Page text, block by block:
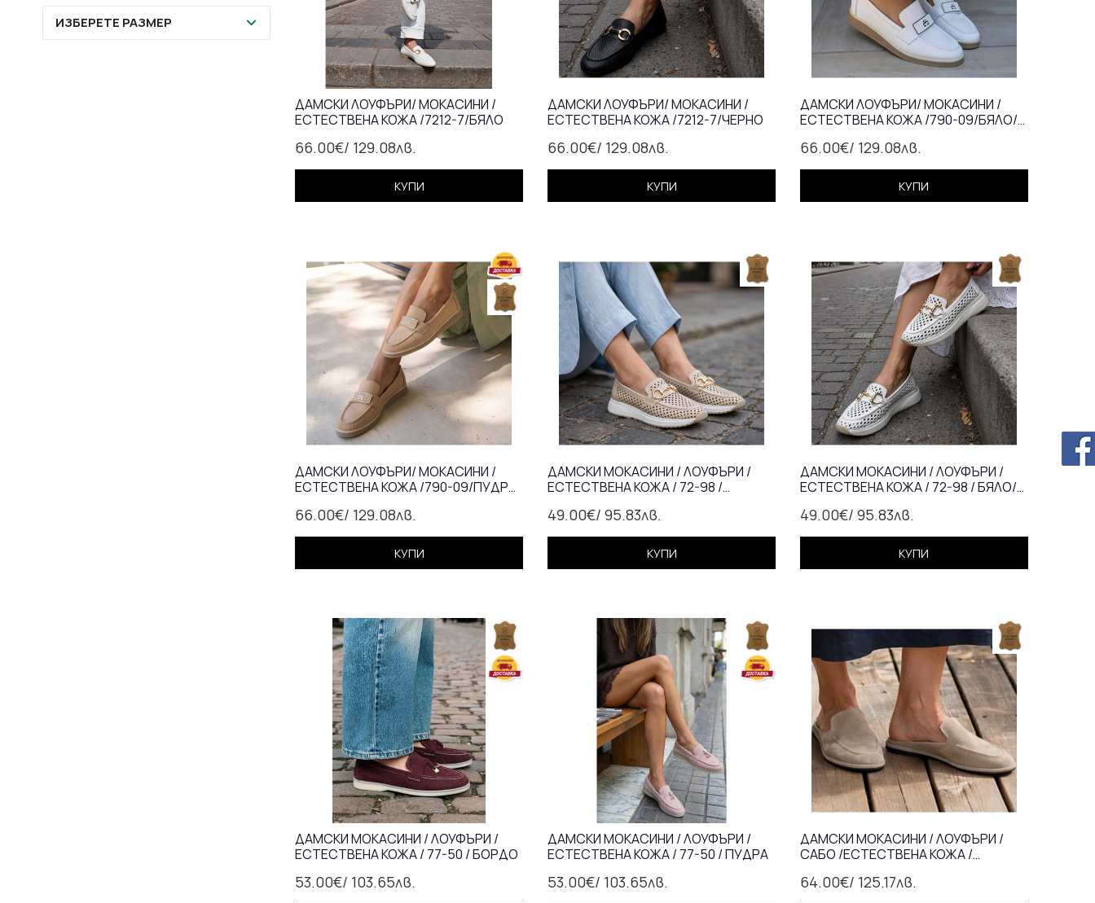
ИЗБЕРЕТЕ РАЗМЕР
66.00€/ 129.08лв.
ДАМСКИ ЛОУФЪРИ/ МОКАСИНИ /
ЕСТЕСТВЕНА КОЖА /7212-7/БЯЛО
КУПИ
66.00€/ 129.08лв.
ДАМСКИ ЛОУФЪРИ/ МОКАСИНИ /
ЕСТЕСТВЕНА КОЖА /7212-7/ЧЕРНО
КУПИ
66.00€/ 129.08лв.
ДАМСКИ ЛОУФЪРИ/ МОКАСИНИ /
ЕСТЕСТВЕНА КОЖА /790-09/БЯЛО/
КУПИ
66.00€/ 129.08лв.
ДАМСКИ ЛОУФЪРИ/ МОКАСИНИ /
ЕСТЕСТВЕНА КОЖА /790-09/ПУДРА/
КУПИ
49.00€/ 95.83лв.
ДАМСКИ МОКАСИНИ / ЛОУФЪРИ /
ЕСТЕСТВЕНА КОЖА / 72-98 /
КУПИ
49.00€/ 95.83лв.
ДАМСКИ МОКАСИНИ / ЛОУФЪРИ /
ЕСТЕСТВЕНА КОЖА / 72-98 / БЯЛО/
КУПИ
53.00€/ 103.65лв.
ДАМСКИ МОКАСИНИ / ЛОУФЪРИ /
ЕСТЕСТВЕНА КОЖА / 77-50 / БОРДО
53.00€/ 103.65лв.
ДАМСКИ МОКАСИНИ / ЛОУФЪРИ /
ЕСТЕСТВЕНА КОЖА / 77-50 / ПУДРА
64.00€/ 125.17лв.
ДАМСКИ МОКАСИНИ / ЛОУФЪРИ /
САБО /ЕСТЕСТВЕНА КОЖА /